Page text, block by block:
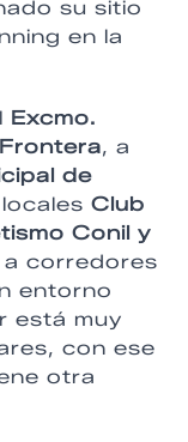
su sitio
en la
Excmo.
, a
de
Club
Conil y
a corredores
entorno
está muy
con ese
otra